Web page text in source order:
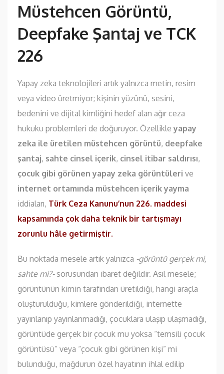
Müstehcen Görüntü,
Deepfake Şantaj ve TCK
226
Yapay zeka teknolojileri artık yalnızca metin, resim
veya video üretmiyor; kişinin yüzünü, sesini,
bedenini ve dijital kimliğini hedef alan ağır ceza
hukuku problemleri de doğuruyor. Özellikleyapay
zeka ile üretilen müstehcen görüntü, deepfake
şantaj, sahte cinsel içerik, cinsel itibar saldırısı,
çocuk gibi görünen yapay zeka görüntüleri ve
internet ortamında müstehcen içerik yayma
iddiaları, Türk Ceza Kanunu’nun 226. maddesi
kapsamında çok daha teknik bir tartışmayı
zorunlu hâle getirmiştir.
Bu noktada mesele artık yalnızca -görüntü gerçek mi,
sahte mi?-sorusundan ibaret değildir. Asıl mesele;
görüntünün kimin tarafından üretildiği, hangi araçla
oluşturulduğu, kimlere gönderildiği, internette
yayınlanıp yayınlanmadığı, çocuklara ulaşıp ulaşmadığı,
görüntüde gerçek bir çocuk mu yoksa “temsili çocuk
görüntüsü” veya “çocuk gibi görünen kişi” mi
bulunduğu, mağdurun özel hayatının ihlal edilip